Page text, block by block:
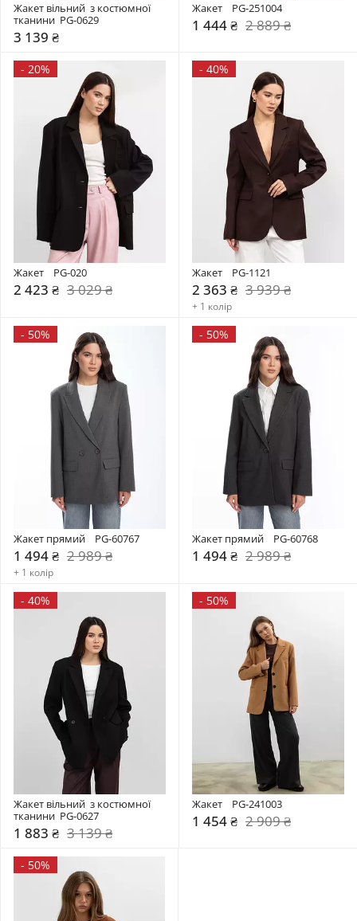
Жакет вільний  з костюмної
тканини  PG-0629
3 139 ₴
Жакет    PG-251004
1 444 ₴ 2 889 ₴
- 20%
Жакет    PG-020
2 423 ₴ 3 029 ₴
- 40%
Жакет    PG-1121
2 363 ₴ 3 939 ₴
+ 1 колір
- 50%
Жакет прямий    PG-60767
1 494 ₴ 2 989 ₴
+ 1 колір
- 50%
Жакет прямий    PG-60768
1 494 ₴ 2 989 ₴
- 40%
Жакет вільний  з костюмної
тканини  PG-0627
1 883 ₴ 3 139 ₴
- 50%
Жакет    PG-241003
1 454 ₴ 2 909 ₴
- 50%